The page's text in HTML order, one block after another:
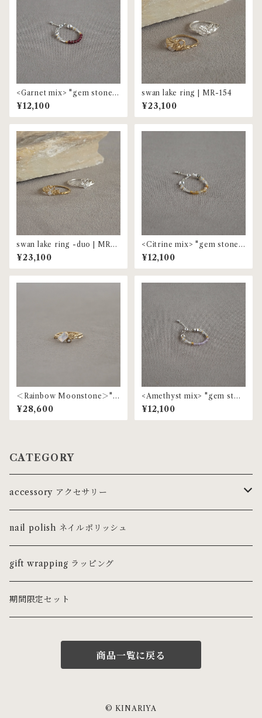
<Garnet mix> "gem stone"
beaded ring | MR-153
¥12,100
swan lake ring | MR-154
¥23,100
swan lake ring -duo | MR-1
55
¥23,100
<Citrine mix> "gem stone"
beaded ring | MR-153
¥12,100
＜Rainbow Moonstone＞"g
em stone" pearl ring | MR-
97
¥28,600
<Amethyst mix> "gem ston
e" beaded ring | MR-153
¥12,100
CATEGORY
accessory アクセサリー
ring リング
ピンキーリング
necklace ネックレス・チョーカー
pierce ピアス
earcuff イヤーカフ
bracelet ブレスレット・バングル
nail polish ネイルポリッシュ
gift wrapping ラッピング
期間限定セット
商品一覧に戻る
© KINARIYA